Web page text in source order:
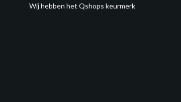
Wij hebben het Qshops keurmerk